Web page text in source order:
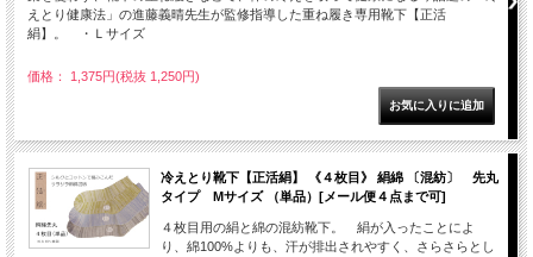
えとり健康法」の進藤義晴先生が監修指導した重ね履き専用靴下【正活
絹】。 ・Ｌサイズ
価格： 1,375円(税抜 1,250円)
冷えとり靴下【正活絹】 《４枚目》 絹綿 〔混紡〕 先丸
タイプ Mサイズ （単品）[メール便４点まで可]
４枚目用の絹と綿の混紡靴下。 絹が入ったことによ
り、綿100%よりも、汗が排出されやすく、さらさらとし